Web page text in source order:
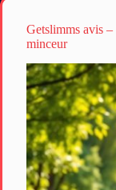
Getslimms avis –
minceur